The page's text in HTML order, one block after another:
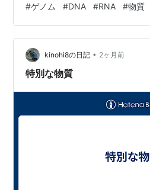
いる だが まだ気配がない・・・
だが まだ なんか ワクワクしな
も 工学のヒトが 生き物を真剣
いるのはおもしろい 是非とも こ
かして欲しいもんだ 生き物に関
#ゲノム #DNA #RNA #物質
kinohi8の日記 • 2ヶ月前
特別な物質